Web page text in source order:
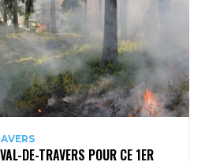
DE-TRAVERS POUR CE 1ER